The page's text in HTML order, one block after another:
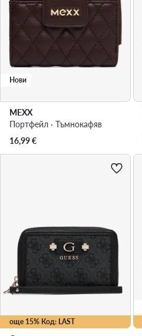
Нови
MEXX
Портфейл · Тъмнокафяв
16,99€
още 15% Код: LAST